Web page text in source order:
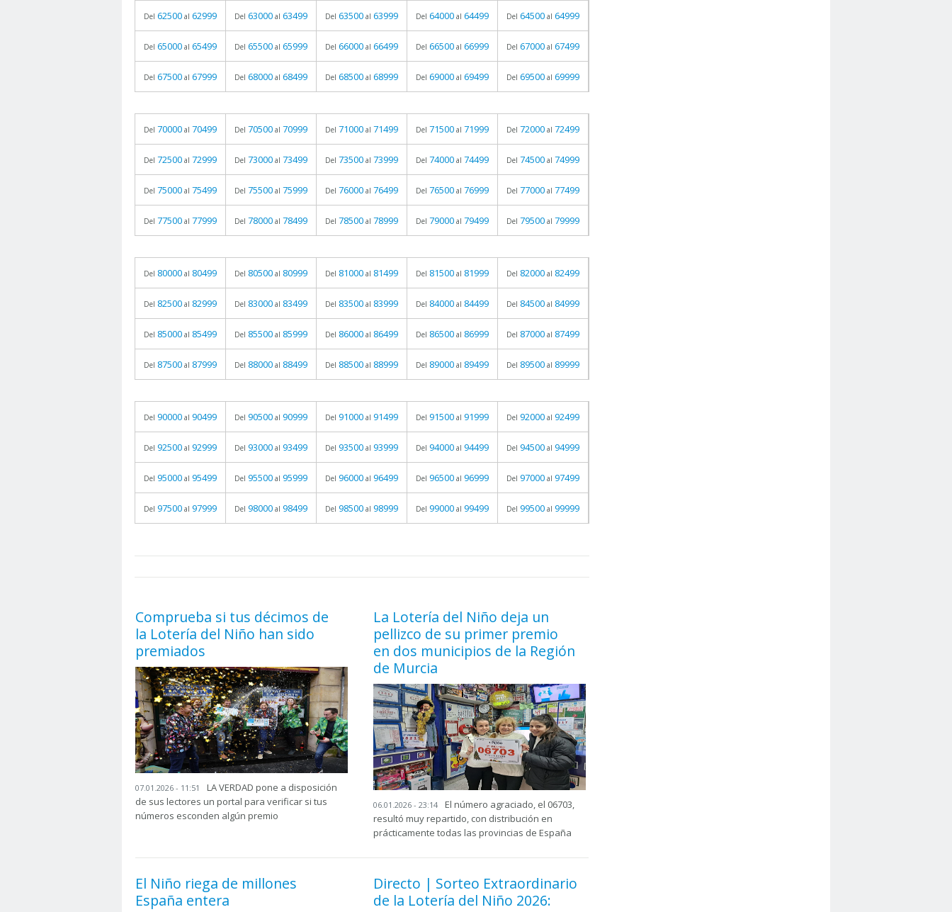
Del 62500 al 62999 Del 63000 al 63499 Del 63500 al 63999 Del 64000 al 64499 Del 64500 al 64999
Del 65000 al 65499 Del 65500 al 65999 Del 66000 al 66499 Del 66500 al 66999 Del 67000 al 67499
Del 67500 al 67999 Del 68000 al 68499 Del 68500 al 68999 Del 69000 al 69499 Del 69500 al 69999
Del 70000 al 70499 Del 70500 al 70999 Del 71000 al 71499 Del 71500 al 71999 Del 72000 al 72499
Del 72500 al 72999 Del 73000 al 73499 Del 73500 al 73999 Del 74000 al 74499 Del 74500 al 74999
Del 75000 al 75499 Del 75500 al 75999 Del 76000 al 76499 Del 76500 al 76999 Del 77000 al 77499
Del 77500 al 77999 Del 78000 al 78499 Del 78500 al 78999 Del 79000 al 79499 Del 79500 al 79999
Del 80000 al 80499 Del 80500 al 80999 Del 81000 al 81499 Del 81500 al 81999 Del 82000 al 82499
Del 82500 al 82999 Del 83000 al 83499 Del 83500 al 83999 Del 84000 al 84499 Del 84500 al 84999
Del 85000 al 85499 Del 85500 al 85999 Del 86000 al 86499 Del 86500 al 86999 Del 87000 al 87499
Del 87500 al 87999 Del 88000 al 88499 Del 88500 al 88999 Del 89000 al 89499 Del 89500 al 89999
Del 90000 al 90499 Del 90500 al 90999 Del 91000 al 91499 Del 91500 al 91999 Del 92000 al 92499
Del 92500 al 92999 Del 93000 al 93499 Del 93500 al 93999 Del 94000 al 94499 Del 94500 al 94999
Del 95000 al 95499 Del 95500 al 95999 Del 96000 al 96499 Del 96500 al 96999 Del 97000 al 97499
Del 97500 al 97999 Del 98000 al 98499 Del 98500 al 98999 Del 99000 al 99499 Del 99500 al 99999
Comprueba si tus décimos de
la Lotería del Niño han sido
premiados
07.01.2026 - 11:51
LA VERDAD pone a disposición
de sus lectores un portal para verificar si tus
números esconden algún premio
La Lotería del Niño deja un
pellizco de su primer premio
en dos municipios de la Región
de Murcia
06.01.2026 - 23:14
El número agraciado, el 06703,
resultó muy repartido, con distribución en
prácticamente todas las provincias de España
El Niño riega de millones
España entera
Directo | Sorteo Extraordinario
de la Lotería del Niño 2026: